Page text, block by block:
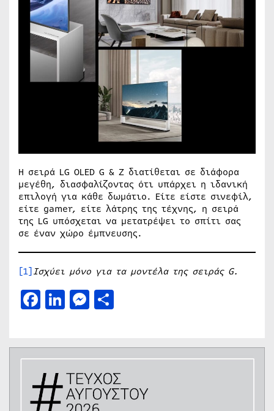
Η σειρά LG OLED G & Z διατίθεται σε διάφορα
μεγέθη, διασφαλίζοντας ότι υπάρχει η ιδανική
επιλογή για κάθε δωμάτιο. Είτε είστε σινεφίλ,
είτε gamer, είτε λάτρης της τέχνης, η σειρά
της LG υπόσχεται να μετατρέψει το σπίτι σας
σε έναν χώρο έμπνευσης.
[1]Ισχύει μόνο για τα μοντέλα της σειράς G.
Facebook
LinkedIn
Messenger